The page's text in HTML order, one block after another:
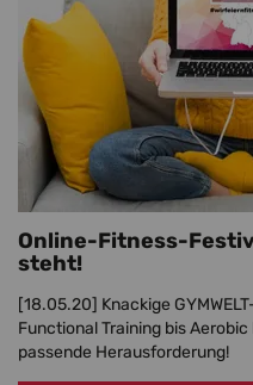
Online-Fitness-
steht!
[18.05.20] Knackige
Functional Training bis
passende Herausforderung!